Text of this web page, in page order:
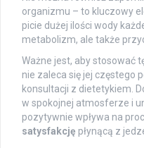
organizmu – to kluczowy
picie dużej ilości wody
metabolizm, ale także
Ważne jest, aby stosować
nie zaleca się jej częstego
konsultacji z dietetykiem.
w spokojnej atmosferze i
pozytywnie wpływa na
satysfakcję płynącą z